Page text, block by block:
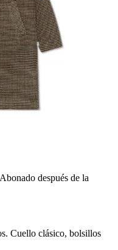
Abonado después de la
Cuello clásico, bolsillos